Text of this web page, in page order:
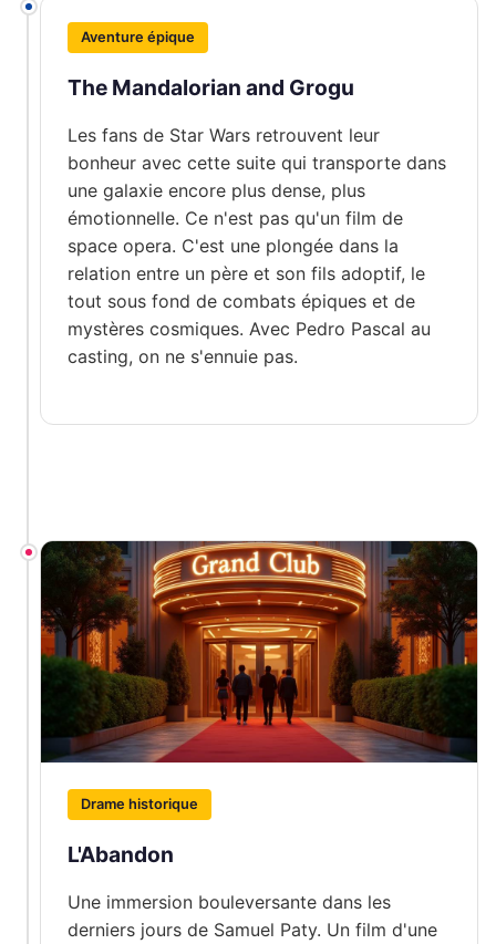
Aventure épique
The Mandalorian and Grogu
Les fans de Star Wars retrouvent leur
bonheur avec cette suite qui transporte dans
une galaxie encore plus dense, plus
émotionnelle. Ce n'est pas qu'un film de
space opera. C'est une plongée dans la
relation entre un père et son fils adoptif, le
tout sous fond de combats épiques et de
mystères cosmiques. Avec Pedro Pascal au
casting, on ne s'ennuie pas.
Drame historique
L'Abandon
Une immersion bouleversante dans les
derniers jours de Samuel Paty. Un film d'une